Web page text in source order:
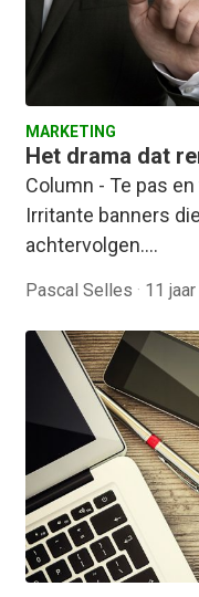
MARKETING
Het drama dat
Column - Te pas
Irritante banners
achtervolgen.…
Pascal Selles · 11